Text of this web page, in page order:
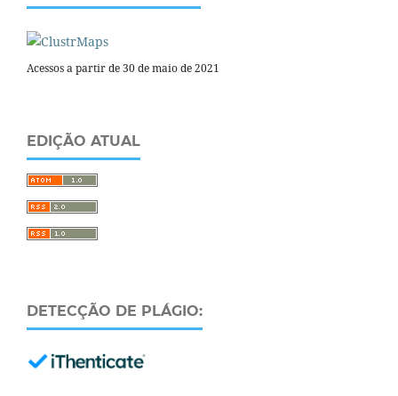
Acessos a partir de 30 de maio de 2021
EDIÇÃO ATUAL
DETECÇÃO DE PLÁGIO: